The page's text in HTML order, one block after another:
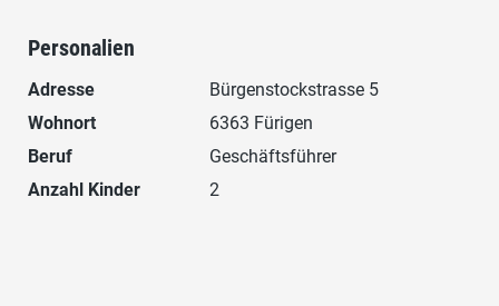
Personalien
Adresse
Bürgenstockstrasse 5
Wohnort
6363 Fürigen
Beruf
Geschäftsführer
Anzahl Kinder
2